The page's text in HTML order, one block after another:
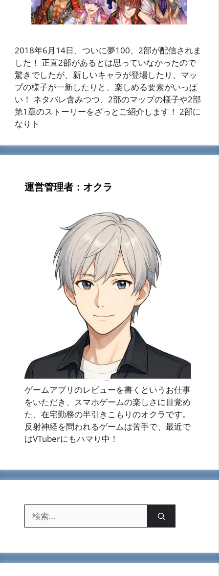
2018年6月14日、ついに夢100、2部が配信されま
した！ 正直2部があるとは思っていなかったので
驚きでしたが、新しいキャラが登場したり、マッ
プの様子が一新したりと、楽しめる要素がいっぱ
い！ ネタバレ含みつつ、2部のマップの様子や2部
第1章のストーリーをざっとご紹介します！ 2部に
なりト
運営管理者：オクラ
ゲームアプリのレビューを書くというお仕事
をいただき、スマホゲームの楽しさに目覚め
た、在宅勤務の半引きこもりのオクラです。
反射神経を問われるゲームは苦手で、最近で
はVTuberにもハマり中！
索: